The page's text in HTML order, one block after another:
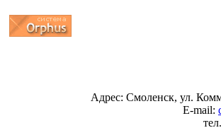
Адрес: Смоленск, ул.
E-mail: